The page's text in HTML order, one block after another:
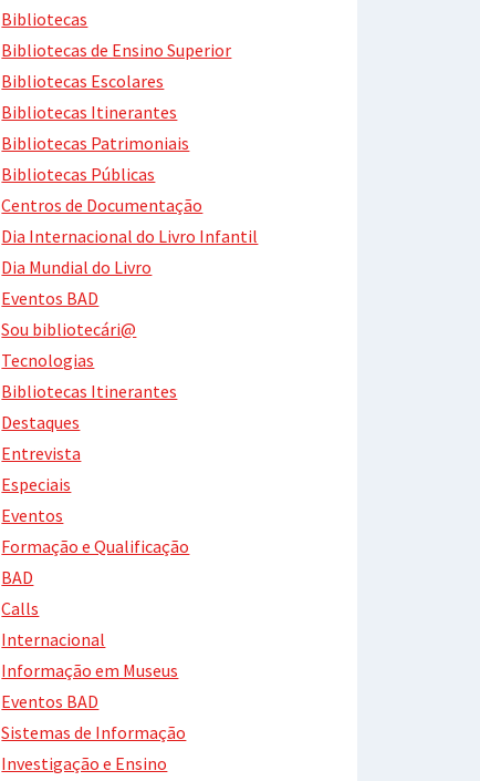
Bibliotecas
Bibliotecas de Ensino Superior
Bibliotecas Escolares
Bibliotecas Itinerantes
Bibliotecas Patrimoniais
Bibliotecas Públicas
Centros de Documentação
Dia Internacional do Livro Infantil
Dia Mundial do Livro
Eventos BAD
Sou bibliotecári@
Tecnologias
Bibliotecas Itinerantes
Destaques
Entrevista
Especiais
Eventos
Formação e Qualificação
BAD
Calls
Internacional
Informação em Museus
Eventos BAD
Sistemas de Informação
Investigação e Ensino